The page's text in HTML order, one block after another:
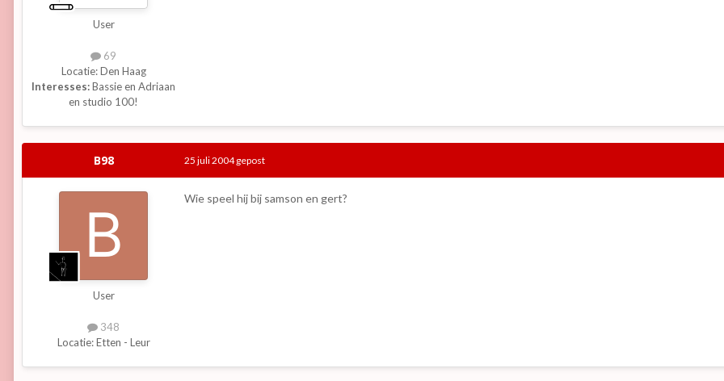
User
69
Locatie:Den Haag
Interesses:Bassie en Adriaan
en studio 100!
B98
User
348
Locatie:Etten - Leur
25 juli 2004gepost
Wie speel hij bij samson en gert?